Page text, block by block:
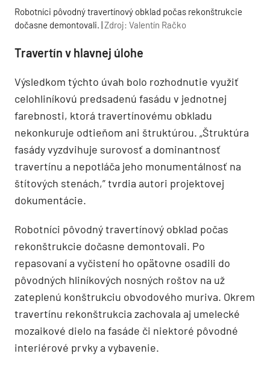
Robotníci pôvodný travertínový obklad počas rekonštrukcie
dočasne demontovali. |Zdroj: Valentín Račko
Travertín v hlavnej úlohe
Výsledkom týchto úvah bolo rozhodnutie využiť
celohliníkovú predsadenú fasádu v jednotnej
farebnosti, ktorá travertínovému obkladu
nekonkuruje odtieňom ani štruktúrou. „Štruktúra
fasády vyzdvihuje surovosť a dominantnosť
travertínu a nepotláča jeho monumentálnosť na
štítových stenách,” tvrdia autori projektovej
dokumentácie.
Robotníci pôvodný travertínový obklad počas
rekonštrukcie dočasne demontovali. Po
repasovaní a vyčistení ho opätovne osadili do
pôvodných hliníkových nosných roštov na už
zateplenú konštrukciu obvodového muriva. Okrem
travertínu rekonštrukcia zachovala aj umelecké
mozaikové dielo na fasáde či niektoré pôvodné
interiérové prvky a vybavenie.